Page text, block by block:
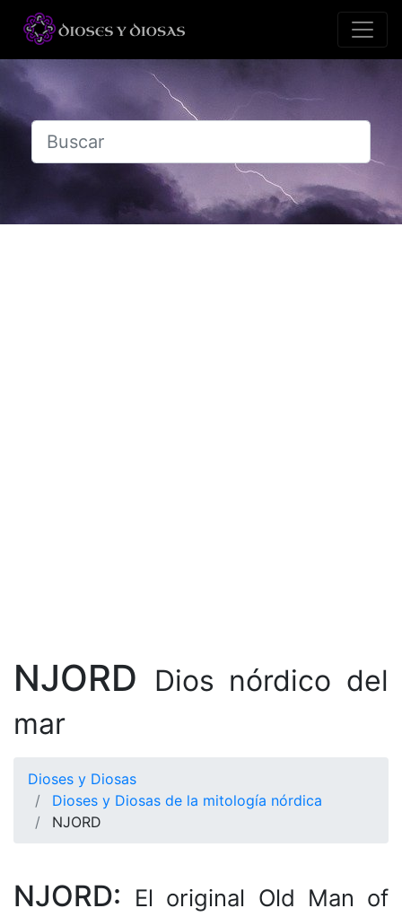
NJORD Dios nórdico del
mar
Dioses y Diosas
Dioses y Diosas de la mitología nórdica
NJORD
NJORD:
El original Old Man of